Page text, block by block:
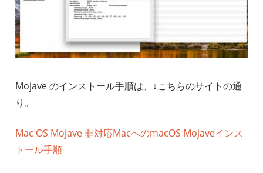
Mojave のインストール手順は、↓こちらのサイトの通
り。
Mac OS Mojave 非対応MacへのmacOS Mojaveインス
トール手順